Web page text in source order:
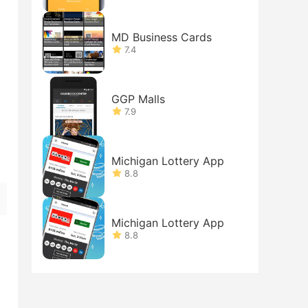
MD Business Cards
7.4
GGP Malls
7.9
Michigan Lottery App
8.8
Michigan Lottery App
8.8